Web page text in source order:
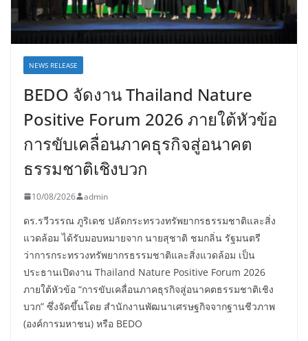
NEWS RELEASE
BEDO จัดงาน Thailand Nature
Positive Forum 2026 ภายใต้หัวข้อ
การขับเคลื่อนภาคธุรกิจสู่อนาคต
ธรรมชาติเชิงบวก
10/08/2026 admin
ดร.รวีวรรณ ภูริเดช ปลัดกระทรวงทรัพยากรธรรมชาติและสิ่ง
แวดล้อม ได้รับมอบหมายจาก นายสุชาติ ชมกลิ่น รัฐมนตรี
ว่าการกระทรวงทรัพยากรธรรมชาติและสิ่งแวดล้อม เป็น
ประธานเปิดงาน Thailand Nature Positive Forum 2026
ภายใต้หัวข้อ “การขับเคลื่อนภาคธุรกิจสู่อนาคตธรรมชาติเชิง
บวก” ซึ่งจัดขึ้นโดย สำนักงานพัฒนาเศรษฐกิจจากฐานชีวภาพ
(องค์การมหาชน) หรือ BEDO